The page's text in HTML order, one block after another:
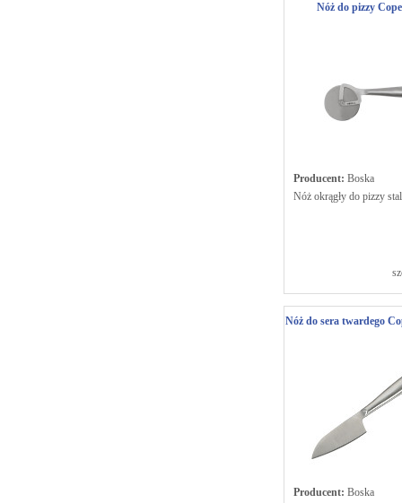
Nóż do pizzy
Producent: Boska
Nóż okrągły do pizzy
Nóż do sera twardego
Producent: Boska